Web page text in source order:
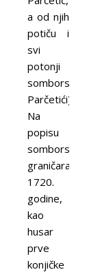
a od njih
potiču i
svi
potonji
somborski
Parčetići).
Na
popisu
somborskih
graničara
1720.
godine,
kao
husar
prve
konjičke